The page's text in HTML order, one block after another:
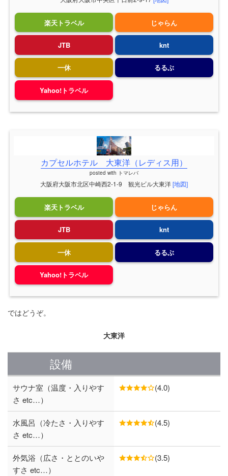
楽天トラベル じゃらん
JTB knt
一休 るるぶ
Yahoo!トラベル
カプセルホテル 大東洋（レディス用）
posted with トマレバ
大阪府大阪市北区中崎西2-1-9 観光ビル大東洋[地図]
楽天トラベル じゃらん
JTB knt
一休 るるぶ
Yahoo!トラベル
ではどうぞ。
大東洋
設備
サウナ室（温度・入りやす
さ etc…）
(4.0)
水風呂（冷たさ・入りやす
さ etc…）
(4.5)
外気浴（広さ・ととのいや
すさ etc…）
(3.5)